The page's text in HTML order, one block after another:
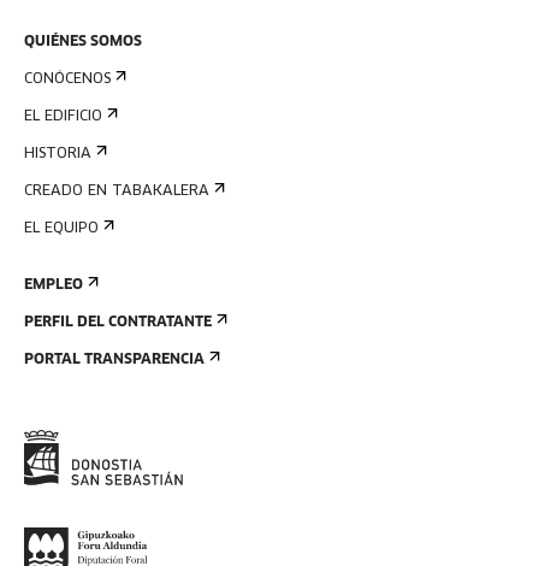
QUIÉNES SOMOS
CONÓCENOS
EL EDIFICIO
HISTORIA
CREADO EN TABAKALERA
EL EQUIPO
EMPLEO
PERFIL DEL CONTRATANTE
PORTAL TRANSPARENCIA